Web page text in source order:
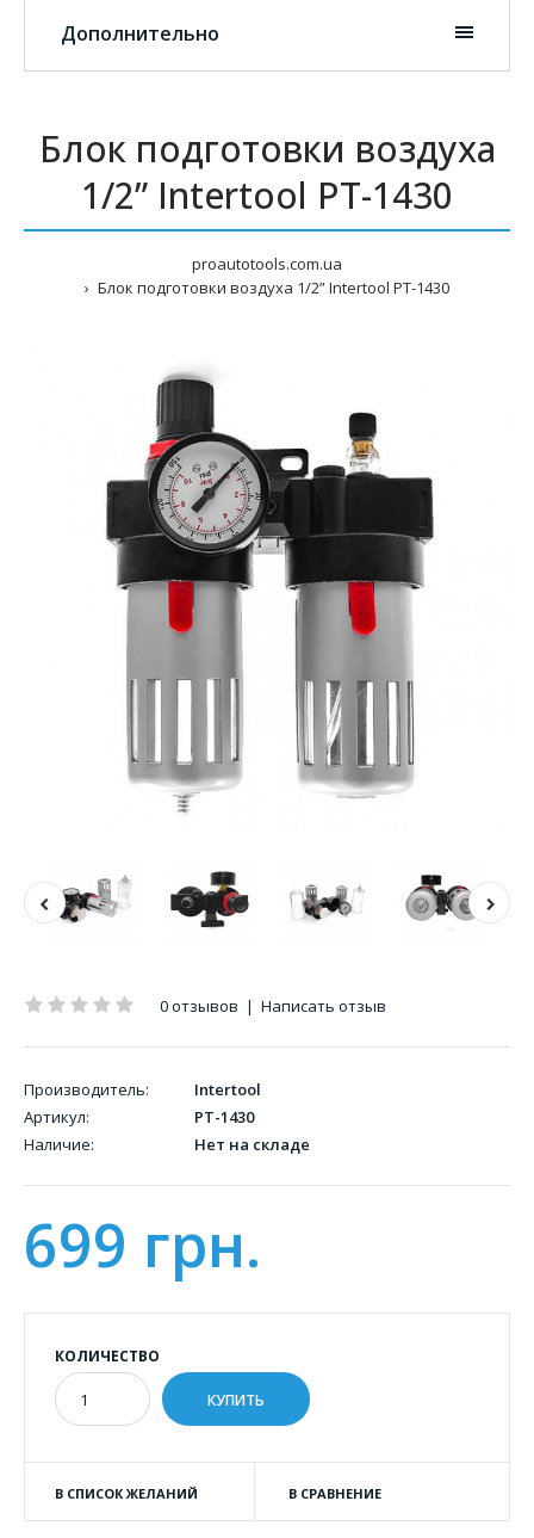
Дополнительно
Блок подготовки воздуха
1/2” Intertool PT-1430
proautotools.com.ua
Блок подготовки воздуха 1/2” Intertool PT-1430
0 отзывов | Написать отзыв
Производитель:
Intertool
Артикул:
PT-1430
Наличие:
Нет на складе
699 грн.
КОЛИЧЕСТВО
В СПИСОК ЖЕЛАНИЙ В СРАВНЕНИЕ